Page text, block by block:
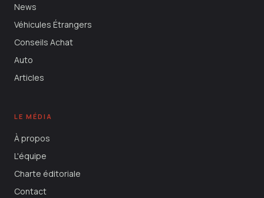
News
Véhicules Étrangers
Conseils Achat
Auto
Articles
LE MÉDIA
À propos
L'équipe
Charte éditoriale
Contact